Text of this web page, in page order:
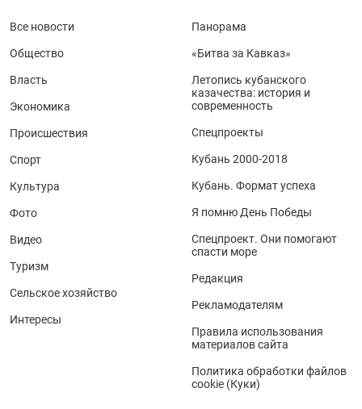
Все новости
Общество
Власть
Экономика
Происшествия
Спорт
Культура
Фото
Видео
Туризм
Сельское хозяйство
Интересы
Панорама
«Битва за Кавказ»
Летопись кубанского
казачества: история и
современность
Спецпроекты
Кубань 2000-2018
Кубань. Формат успеха
Я помню День Победы
Спецпроект. Они помогают
спасти море
Редакция
Рекламодателям
Правила использования
материалов сайта
Политика обработки файлов
cookie (Куки)